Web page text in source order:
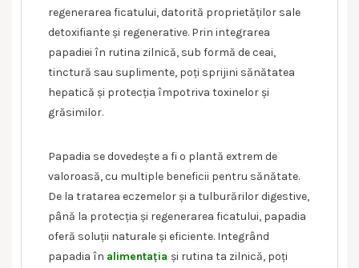
regenerarea ficatului, datorită proprietăților sale
detoxifiante și regenerative. Prin integrarea
papadiei în rutina zilnică, sub formă de ceai,
tinctură sau suplimente, poți sprijini sănătatea
hepatică și protecția împotriva toxinelor și
grăsimilor.
Papadia se dovedește a fi o plantă extrem de
valoroasă, cu multiple beneficii pentru sănătate.
De la tratarea eczemelor și a tulburărilor digestive,
până la protecția și regenerarea ficatului, papadia
oferă soluții naturale și eficiente. Integrând
papadia în alimentația și rutina ta zilnică, poți